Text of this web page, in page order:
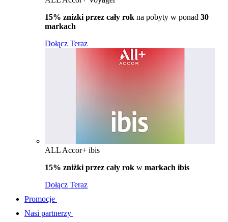
15% znizki przez cały rok na pobyty w ponad 30
markach
Dołącz Teraz
ALL Accor+ ibis
15% zniżki przez cały rok w markach ibis
Dołącz Teraz
Promocje
Nasi partnerzy